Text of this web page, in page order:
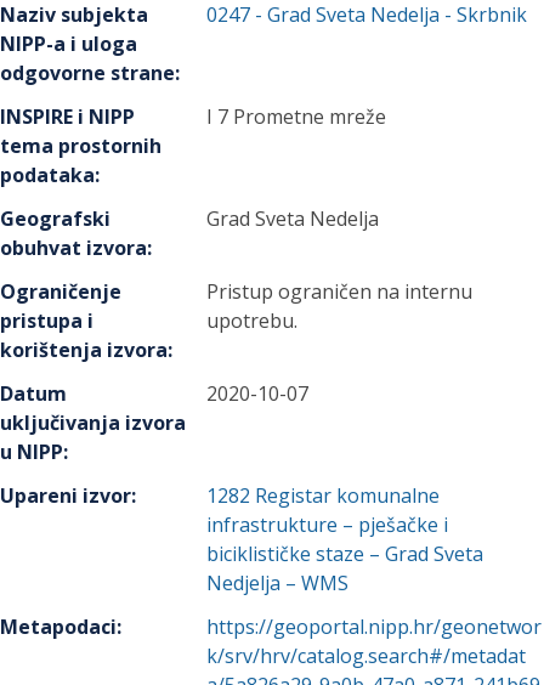
Naziv subjekta
NIPP-a i uloga
odgovorne strane:
0247 -Grad Sveta Nedelja - Skrbnik
INSPIRE i NIPP
tema prostornih
podataka:
I 7 Prometne mreže
Geografski
obuhvat izvora:
Grad Sveta Nedelja
Ograničenje
pristupa i
korištenja izvora:
Pristup ograničen na internu
upotrebu.
Datum
uključivanja izvora
u NIPP:
2020-10-07
Upareni izvor: 1282 Registar komunalne
infrastrukture – pješačke i
biciklističke staze – Grad Sveta
Nedjelja – WMS
Metapodaci:
https://geoportal.nipp.hr/geonetwor
k/srv/hrv/catalog.search#/metadat